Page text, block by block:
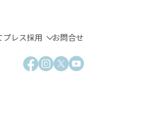
プレス採用 お問合せ